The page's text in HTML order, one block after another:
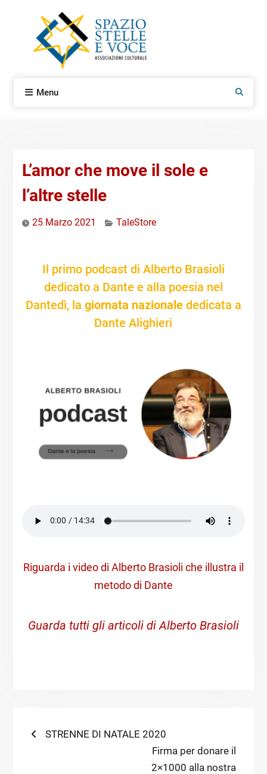
Menu Search
L’amor che move il sole e
l’altre stelle
25 Marzo 2021 TaleStore
Il primo podcast di Alberto Brasioli
dedicato a Dante e alla poesia nel
Dantedì, la giornata nazionalededicata a
Dante Alighieri
Riguarda i video di Alberto Brasioli che illustra il
metodo di Dante
Guarda tutti gli articoli di Alberto Brasioli
Navigazione
Previous
STRENNE DI NATALE 2020
Next
post:
Firma per donare il
2×1000 alla nostra